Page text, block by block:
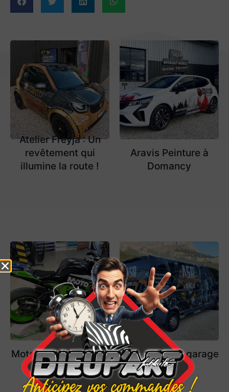
Atelier Freyja : Un
revêtement qui
illumine la route !
Aravis Peinture à
Domancy
Motozone / Autozone
à Sallanches
Covering ASR garage
à domicile